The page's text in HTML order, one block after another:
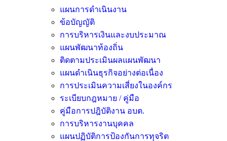
แผนการดำเนินงาน
ข้อบัญญัติ
การบริหารเงินและงบประมาณ
แผนพัฒนาท้องถิ่น
ติดตามประเมินผลแผนพัฒนา
แผนดำเนินธุรกิจอย่างต่อเนื่อง
การประเมินความเสี่ยงในองค์กร
ระเบียบกฎหมาย / คู่มือ
คู่มือการปฎิบัติงาน อบต.
การบริหารงานบุคคล
แผนปฏิบัติการป้องกันการทุจริต